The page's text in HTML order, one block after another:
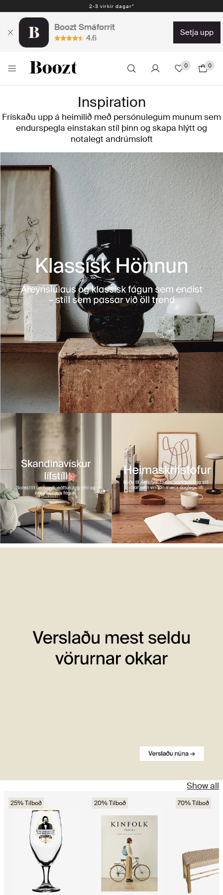
2-3 virkir dagar*
Boozt Smáforrit
4.6
setja upp
0 0
Inspiration
Frískaðu upp á heimilið með persónulegum munum sem
endurspegla einstakan stíl þinn og skapa hlýtt og
notalegt andrúmsloft
Show all
25% Tilboð 20% Tilboð 70% Tilboð